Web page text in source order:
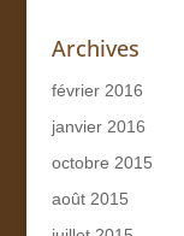
Archives
février 2016
janvier 2016
octobre 2015
août 2015